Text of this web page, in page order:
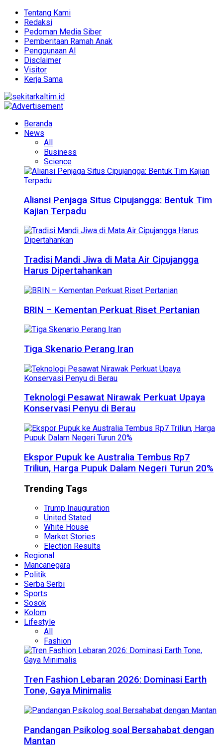
Tentang Kami
Redaksi
Pedoman Media Siber
Pemberitaan Ramah Anak
Penggunaan AI
Disclaimer
Visitor
Kerja Sama
Beranda
News
All
Business
Science
Aliansi Penjaga Situs Cipujangga: Bentuk Tim
Kajian Terpadu
Tradisi Mandi Jiwa di Mata Air Cipujangga
Harus Dipertahankan
BRIN – Kementan Perkuat Riset Pertanian
Tiga Skenario Perang Iran
Teknologi Pesawat Nirawak Perkuat Upaya
Konservasi Penyu di Berau
Ekspor Pupuk ke Australia Tembus Rp7
Triliun, Harga Pupuk Dalam Negeri Turun 20%
Trending Tags
Trump Inauguration
United Stated
White House
Market Stories
Election Results
Regional
Mancanegara
Politik
Serba Serbi
Sports
Sosok
Kolom
Lifestyle
All
Fashion
Tren Fashion Lebaran 2026: Dominasi Earth
Tone, Gaya Minimalis
Pandangan Psikolog soal Bersahabat dengan
Mantan